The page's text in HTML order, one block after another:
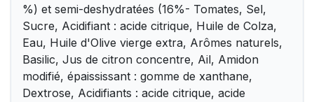
%) et semi-deshydratées (16%- Tomates, Sel,
Sucre, Acidifiant : acide citrique, Huile de Colza,
Eau, Huile d'Olive vierge extra, Arômes naturels,
Basilic, Jus de citron concentre, Ail, Amidon
modifié, épaississant : gomme de xanthane,
Dextrose, Acidifiants : acide citrique, acide